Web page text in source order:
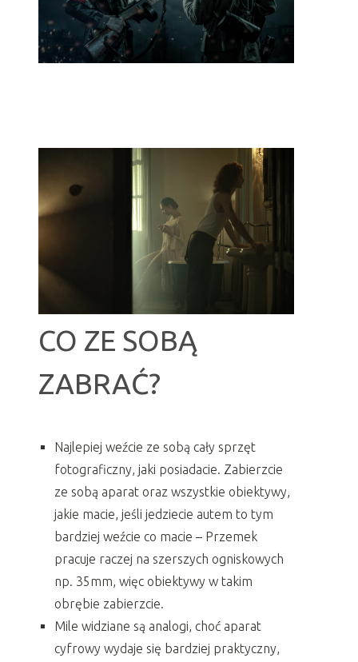
CO ZE SOBĄ
ZABRAĆ?
Najlepiej weźcie ze sobą cały sprzęt
fotograficzny, jaki posiadacie. Zabierzcie
ze sobą aparat oraz wszystkie obiektywy,
jakie macie, jeśli jedziecie autem to tym
bardziej weźcie co macie – Przemek
pracuje raczej na szerszych ogniskowych
np. 35mm, więc obiektywy w takim
obrębie zabierzcie.
Mile widziane są analogi, choć aparat
cyfrowy wydaje się bardziej praktyczny,